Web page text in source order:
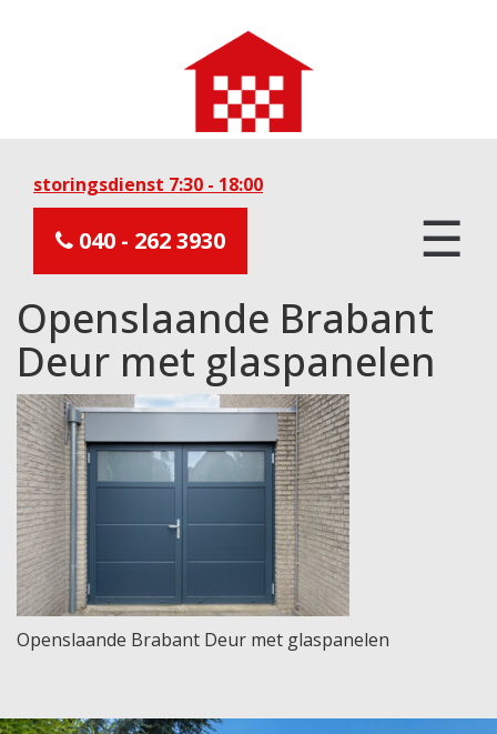
storingsdienst 7:30 - 18:00
040 - 262 3930 ☰
Openslaande Brabant
Deur met glaspanelen
Openslaande Brabant Deur met glaspanelen